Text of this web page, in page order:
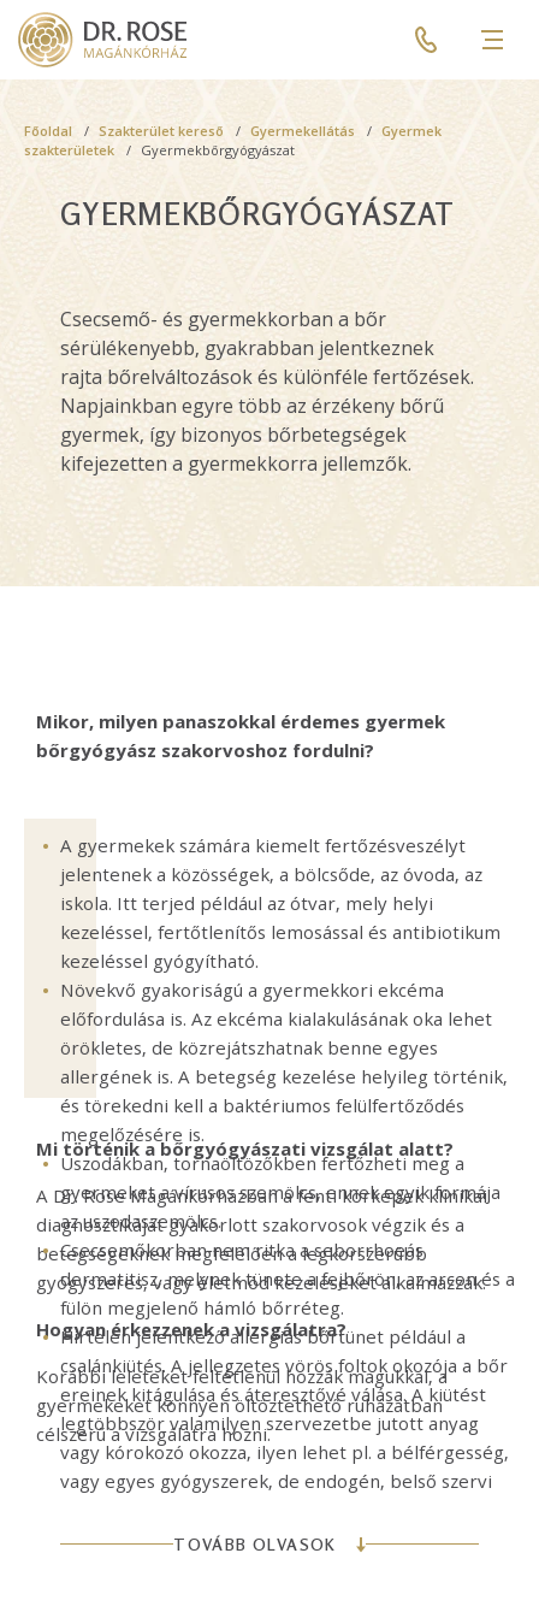
Skip
main
Pre
header
menu
Breadcrumb
Főoldal Szakterület kereső Gyermekellátás
Gyermek
szakterületek
Gyermekbőrgyógyászat
GYERMEKBŐRGYÓGYÁSZAT
Csecsemő- és gyermekkorban a bőr
sérülékenyebb, gyakrabban jelentkeznek
rajta bőrelváltozások és különféle fertőzések.
Napjainkban egyre több az érzékeny bőrű
gyermek, így bizonyos bőrbetegségek
kifejezetten a gyermekkorra jellemzők.
Mikor, milyen panaszokkal érdemes gyermek
bőrgyógyász szakorvoshoz fordulni?
A gyermekek számára kiemelt fertőzésveszélyt
jelentenek a közösségek, a bölcsőde, az óvoda, az
iskola. Itt terjed például az ótvar, mely helyi
kezeléssel, fertőtlenítős lemosással és antibiotikum
kezeléssel gyógyítható.
Növekvő gyakoriságú a gyermekkori ekcéma
előfordulása is. Az ekcéma kialakulásának oka lehet
örökletes, de közrejátszhatnak benne egyes
allergének is. A betegség kezelése helyileg történik,
és törekedni kell a baktériumos felülfertőződés
megelőzésére is.
Uszodákban, tornaöltözőkben fertőzheti meg a
gyermeket a vírusos szemölcs, ennek egyik formája
az uszodaszemölcs.
Csecsemőkorban nem ritka a seborrhoeás
dermatitisz, melynek tünete a fejbőrön, az arcon és a
fülön megjelenő hámló bőrréteg.
Hirtelen jelentkező allergiás bőrtünet például a
csalánkiütés. A jellegzetes vörös foltok okozója a bőr
ereinek kitágulása és áteresztővé válása. A kiütést
legtöbbször valamilyen szervezetbe jutott anyag
vagy kórokozó okozza, ilyen lehet pl. a bélférgesség,
vagy egyes gyógyszerek, de endogén, belső szervi
kialakulhat csalánkiütés.
Mi történik a bőrgyógyászati vizsgálat alatt?
A Dr. Rose Magánkórházban a fenti kórképek klinikai
diagnosztikáját gyakorlott szakorvosok végzik és a
betegségeknek megfelelően a legkorszerűbb
gyógyszeres, vagy életmód kezeléseket alkalmazzák.
Hogyan érkezzenek a vizsgálatra?
Korábbi leleteket feltétlenül hozzák magukkal, a
gyermekeket könnyen öltöztethető ruházatban
célszerű a vizsgálatra hozni.
TOVÁBB OLVASOK